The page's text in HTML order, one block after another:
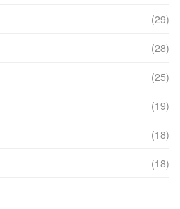
(29)
(28)
(25)
(19)
(18)
(18)